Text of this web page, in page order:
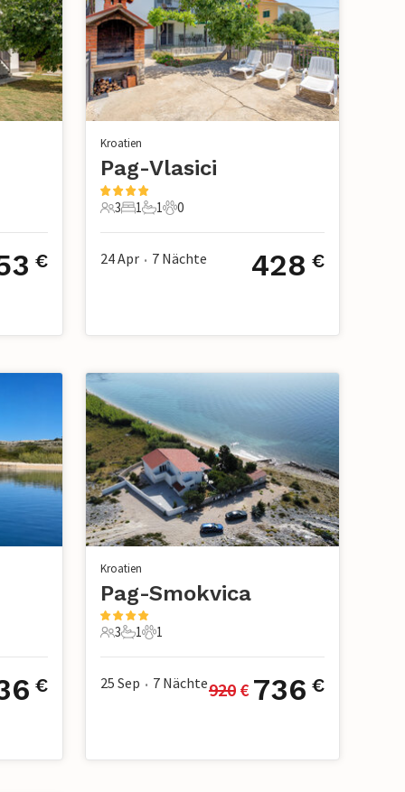
€
Kroatien
Pag-Vlasici
3 Gäste
3
1 Schlafzimmer
1
1 Badezimmer
1
0 Haustiere
0
24 Apr • 7 Nächte 428 €
€
Kroatien
Pag-Smokvica
3 Gäste
3
1 Badezimmer
1
1 Haustier
1
25 Sep • 7 Nächte920 € 736 €